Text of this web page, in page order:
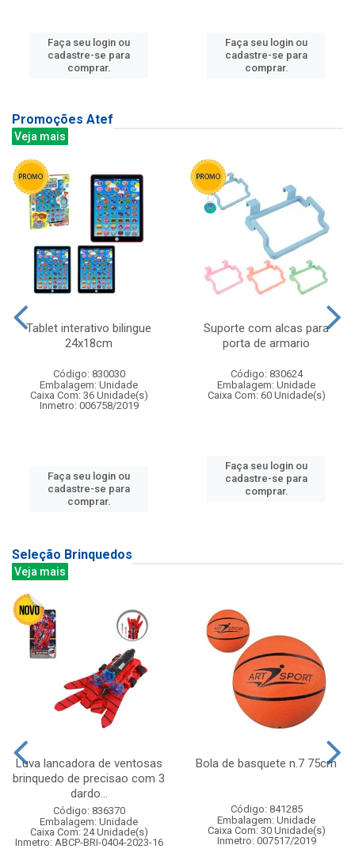
Faça seu login ou
cadastre-se para
comprar.
Faça seu login ou
cadastre-se para
comprar.
Promoções Atef
Veja mais
Tablet interativo bilingue
24x18cm
Código: 830030
Embalagem: Unidade
Caixa Com: 36 Unidade(s)
Inmetro: 006758/2019
Faça seu login ou
cadastre-se para
comprar.
Suporte com alcas para
porta de armario
Código: 830624
Embalagem: Unidade
Caixa Com: 60 Unidade(s)
Faça seu login ou
cadastre-se para
comprar.
Seleção Brinquedos
Veja mais
Luva lancadora de ventosas
brinquedo de precisao com 3
dardo...
Código: 836370
Embalagem: Unidade
Caixa Com: 24 Unidade(s)
Inmetro: ABCP-BRI-0404-2023-16
Bola de basquete n.7 75cm
Código: 841285
Embalagem: Unidade
Caixa Com: 30 Unidade(s)
Inmetro: 007517/2019